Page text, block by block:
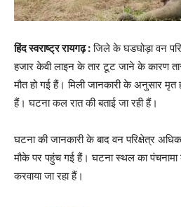
हिंद स्वराष्ट्र रायगढ़ :जिले के घडघोड़ा वन
हजार केवी लाइन के तार टूट जाने के कारण
मौत हो गई हैं। मिली जानकारी के अनुसार मृत
हैं। घटना कल रात की बताई जा रही हैं।
घटना की जानकारी के बाद वन परिक्षेत्र
मौके पर पहुंच गई हैं। घटना स्थल का पंचनामा
करवाया जा रहा हैं।